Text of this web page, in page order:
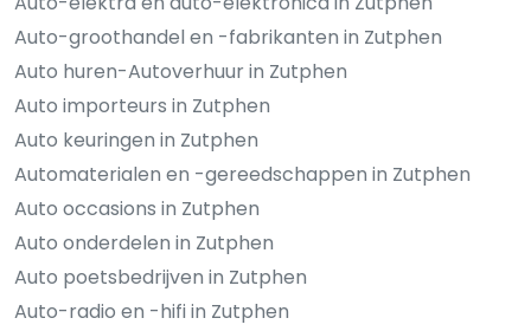
Auto-groothandel en -fabrikanten in Zutphen
Auto huren-Autoverhuur in Zutphen
Auto importeurs in Zutphen
Auto keuringen in Zutphen
Automaterialen en -gereedschappen in Zutphen
Auto occasions in Zutphen
Auto onderdelen in Zutphen
Auto poetsbedrijven in Zutphen
Auto-radio en -hifi in Zutphen